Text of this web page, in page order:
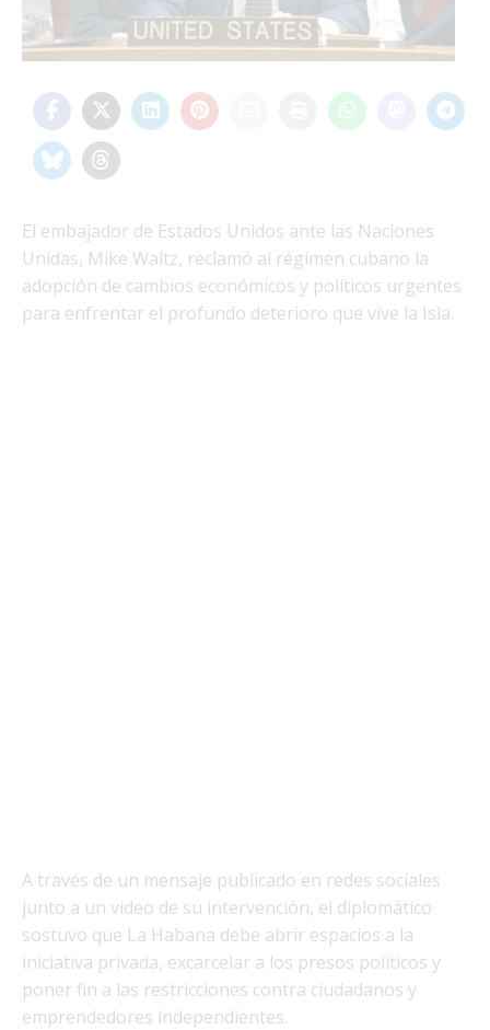
El embajador de Estados Unidos ante las Naciones
Unidas, Mike Waltz, reclamó al régimen cubano la
adopción de cambios económicos y políticos urgentes
para enfrentar el profundo deterioro que vive la Isla.
A través de un mensaje publicado en redes sociales
junto a un video de su intervención, el diplomático
sostuvo que La Habana debe abrir espacios a la
iniciativa privada, excarcelar a los presos políticos y
poner fin a las restricciones contra ciudadanos y
emprendedores independientes.